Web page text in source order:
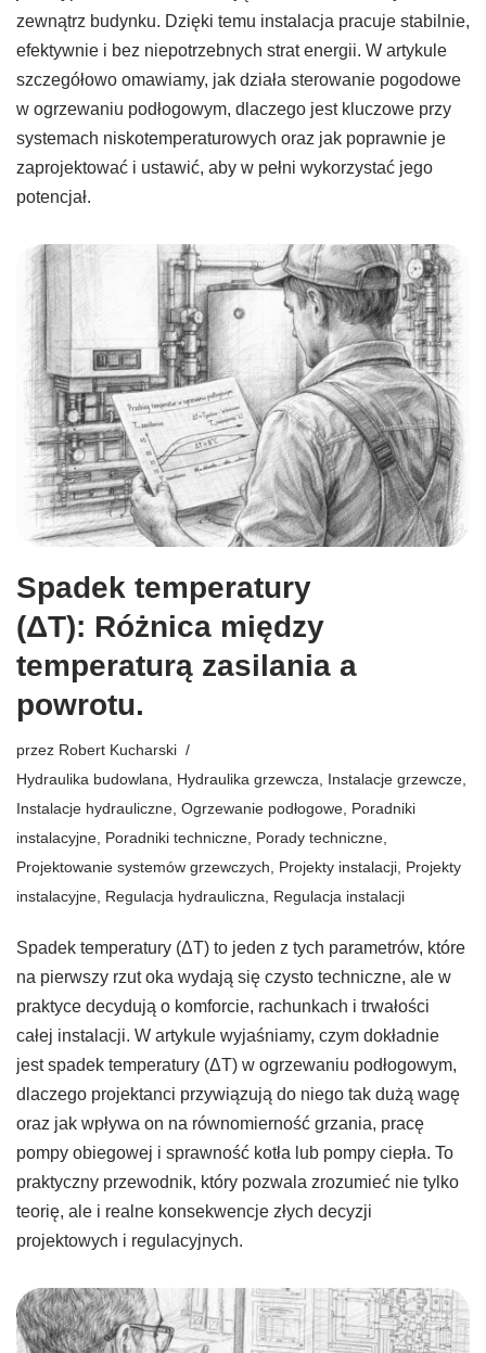
zewnątrz budynku. Dzięki temu instalacja pracuje stabilnie,
efektywnie i bez niepotrzebnych strat energii. W artykule
szczegółowo omawiamy, jak działa sterowanie pogodowe
w ogrzewaniu podłogowym, dlaczego jest kluczowe przy
systemach niskotemperaturowych oraz jak poprawnie je
zaprojektować i ustawić, aby w pełni wykorzystać jego
potencjał.
Spadek temperatury
(ΔT): Różnica między
temperaturą zasilania a
powrotu.
przez Robert Kucharski
Hydraulika budowlana
Hydraulika grzewcza Instalacje grzewcze
Instalacje hydrauliczne Ogrzewanie podłogowe Poradniki
instalacyjne Poradniki techniczne Porady techniczne
Projektowanie systemów grzewczych
Projekty instalacji Projekty
instalacyjne Regulacja hydrauliczna Regulacja instalacji
Spadek temperatury (ΔT) to jeden z tych parametrów, które
na pierwszy rzut oka wydają się czysto techniczne, ale w
praktyce decydują o komforcie, rachunkach i trwałości
całej instalacji. W artykule wyjaśniamy, czym dokładnie
jest spadek temperatury (ΔT) w ogrzewaniu podłogowym,
dlaczego projektanci przywiązują do niego tak dużą wagę
oraz jak wpływa on na równomierność grzania, pracę
pompy obiegowej i sprawność kotła lub pompy ciepła. To
praktyczny przewodnik, który pozwala zrozumieć nie tylko
teorię, ale i realne konsekwencje złych decyzji
projektowych i regulacyjnych.